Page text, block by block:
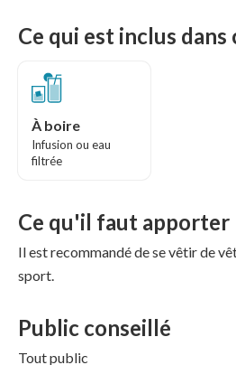
Ce qui est inclus
À boire
Infusion ou eau
filtrée
Ce qu'il faut apporter
Il est recommandé de se vêtir de
sport.
Public conseillé
Tout public